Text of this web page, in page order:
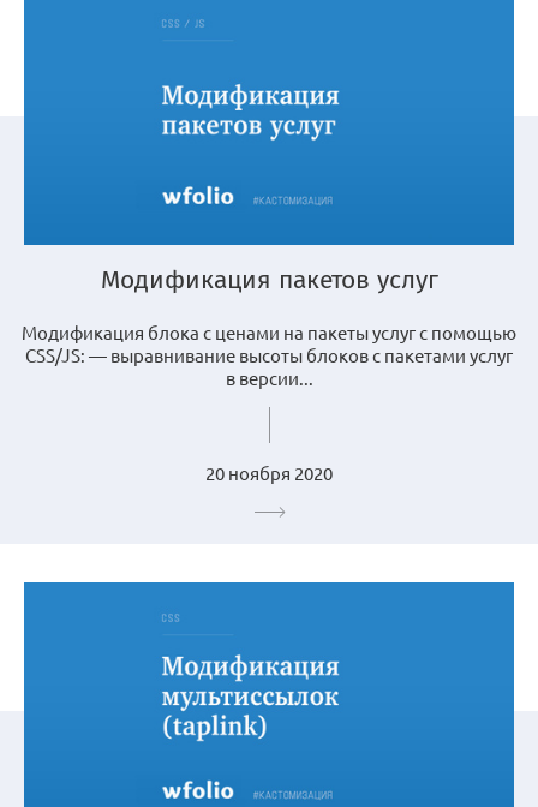
Модификация пакетов услуг
Модификация блока с ценами на пакеты услуг с помощью
CSS/JS: — выравнивание высоты блоков с пакетами услуг
в версии...
20 ноября 2020